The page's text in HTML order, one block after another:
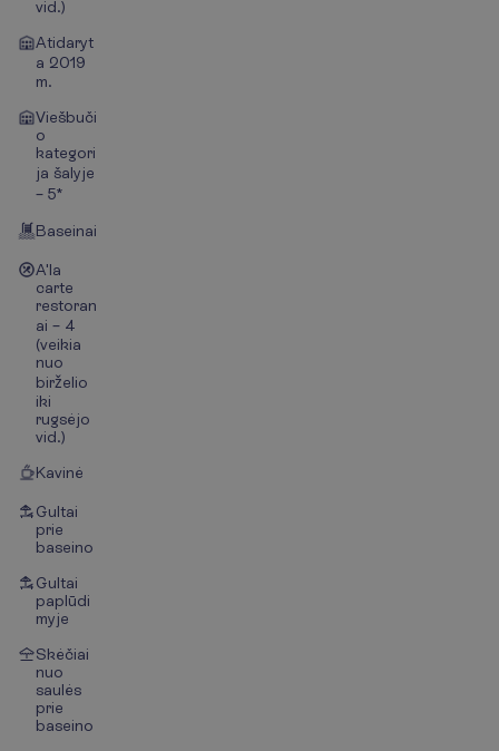
vid.)
Atidaryt
a 2019
m.
Viešbuči
o
kategori
ja šalyje
– 5*
Baseinai
A'la
carte
restoran
ai – 4
(veikia
nuo
birželio
iki
rugsėjo
vid.)
Kavinė
Gultai
prie
baseino
Gultai
paplūdi
myje
Skėčiai
nuo
saulės
prie
baseino